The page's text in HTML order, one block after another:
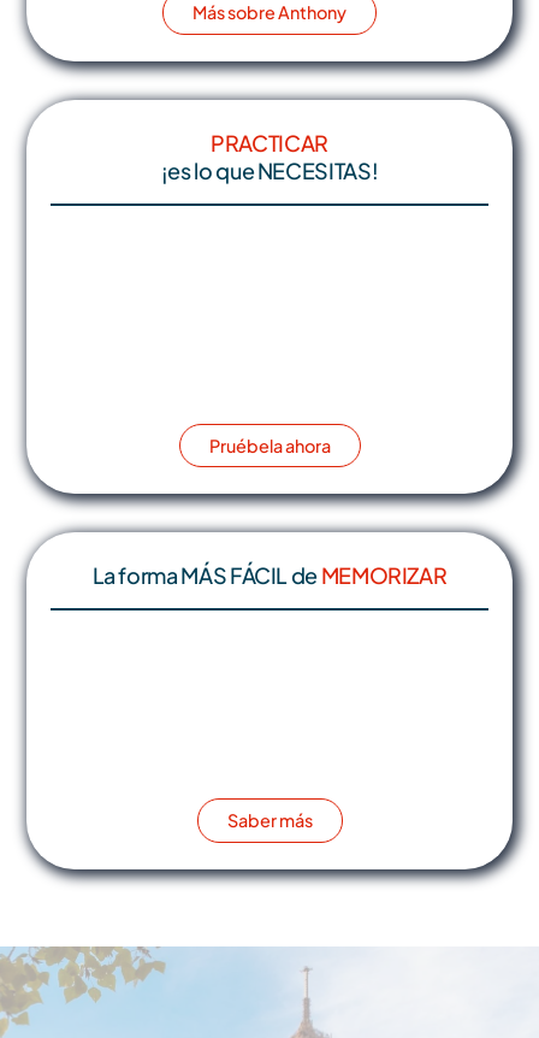
Más sobre Anthony
PRACTICAR
¡es lo que NECESITAS!
Pruébela ahora
La forma MÁS FÁCIL deMEMORIZAR
Saber más